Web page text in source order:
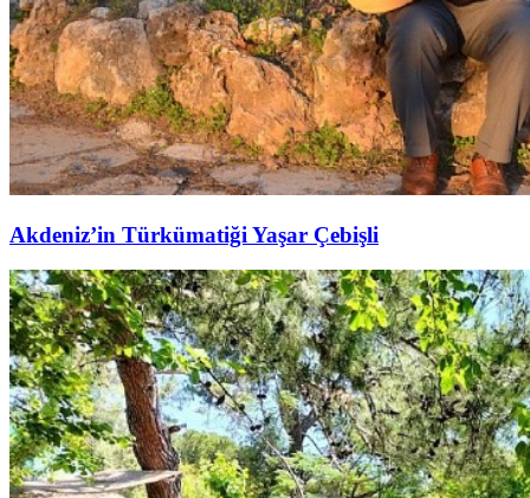
Akdeniz’in Türkümatiği Yaşar Çebişli